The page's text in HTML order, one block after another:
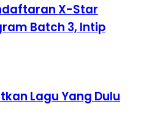
X-Star
Batch 3, Intip
Lagu Yang Dulu